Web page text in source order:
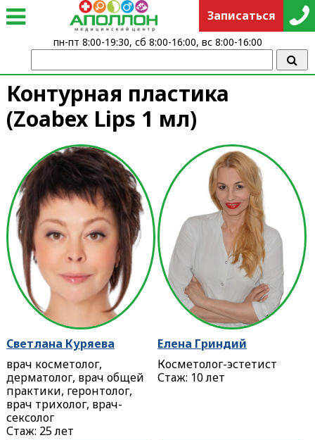
Контурная пластика
(Zoabex Lips 1 мл)
Светлана Куряева
врач косметолог,
дерматолог, врач общей
практики, геронтолог,
врач трихолог, врач-
сексолог
Стаж: 25 лет
Елена Гриндий
Косметолог-эстетист
Стаж: 10 лет
Записаться
пн-пт 8:00-19:30, сб 8:00-16:00, вс 8:00-16:00